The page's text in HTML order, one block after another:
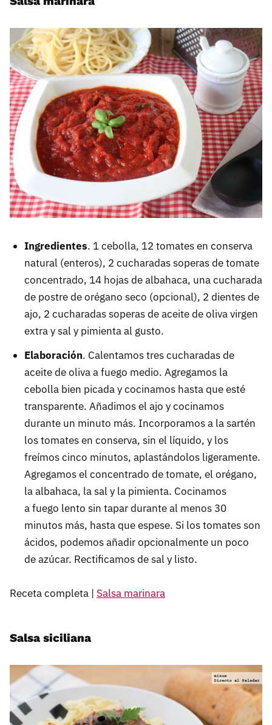
Ingredientes. 1 cebolla, 12 tomates en conserva
natural (enteros), 2 cucharadas soperas de tomate
concentrado, 14 hojas de albahaca, una cucharada
de postre de orégano seco (opcional), 2 dientes de
ajo, 2 cucharadas soperas de aceite de oliva virgen
extra y sal y pimienta al gusto.
Elaboración. Calentamos tres cucharadas de
aceite de oliva a fuego medio. Agregamos la
cebolla bien picada y cocinamos hasta que esté
transparente. Añadimos el ajo y cocinamos
durante un minuto más. Incorporamos a la sartén
los tomates en conserva, sin el líquido, y los
freímos cinco minutos, aplastándolos ligeramente.
Agregamos el concentrado de tomate, el orégano,
la albahaca, la sal y la pimienta. Cocinamos
a fuego lento sin tapar durante al menos 30
minutos más, hasta que espese. Si los tomates son
ácidos, podemos añadir opcionalmente un poco
de azúcar. Rectificamos de sal y listo.
Receta completa | Salsa marinara
Salsa siciliana